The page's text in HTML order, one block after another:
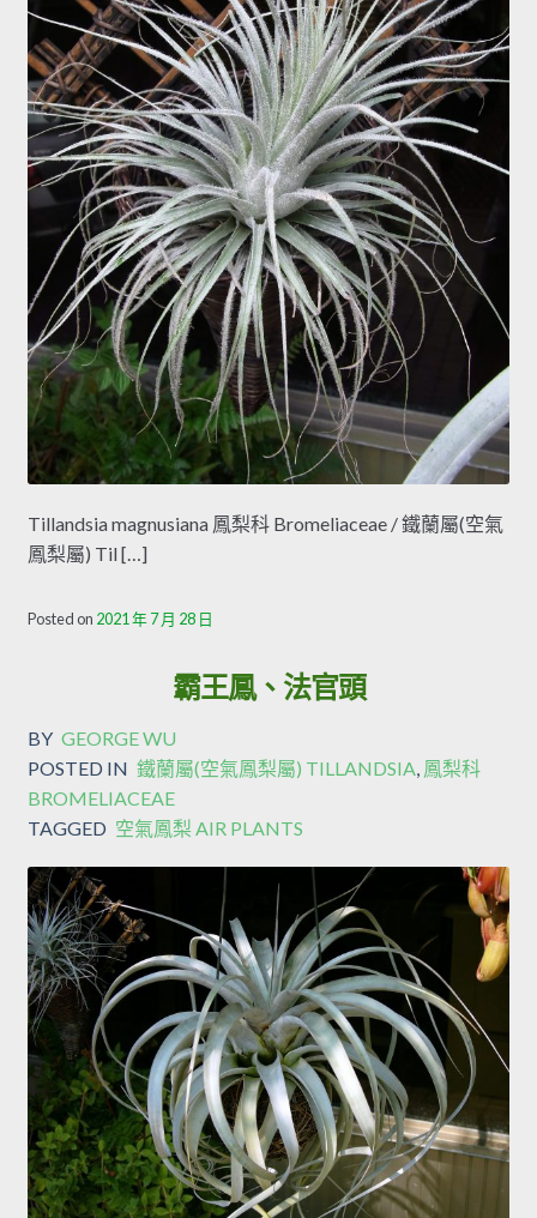
Tillandsia magnusiana 鳳梨科 Bromeliaceae / 鐵蘭屬(空氣
鳳梨屬) Til […]
Posted on 2021 年 7 月 28 日
霸王鳳、法官頭
BY GEORGE WU
POSTED IN 鐵蘭屬(空氣鳳梨屬) TILLANDSIA, 鳳梨科
BROMELIACEAE
TAGGED 空氣鳳梨 AIR PLANTS